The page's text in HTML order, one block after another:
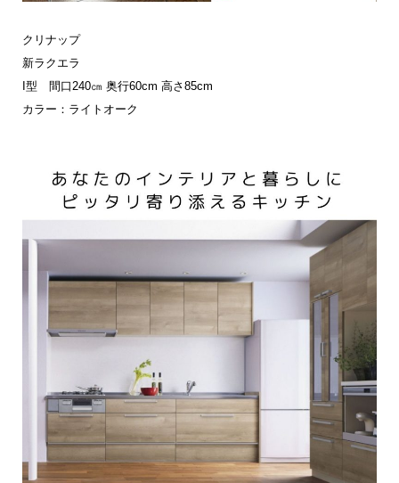
クリナップ
新ラクエラ
I型 間口240㎝ 奥行60cm 高さ85cm
カラー：ライトオーク